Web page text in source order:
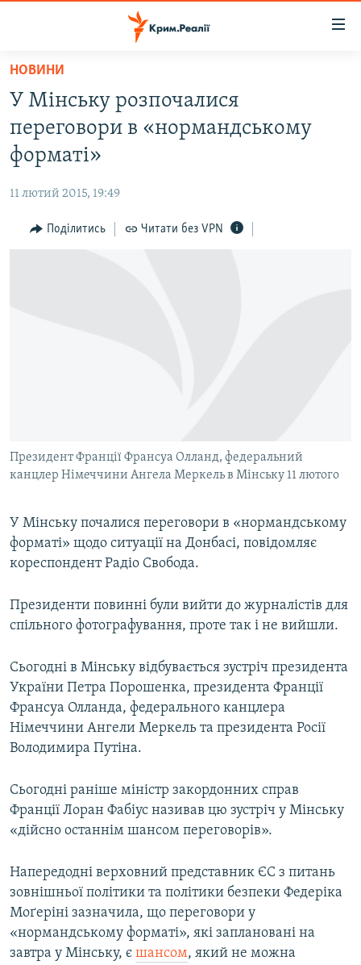
Перейти
основного
матеріалу
Перейти
до
основної
Перейти
до
ВІДЕО ТА ФОТО
БЛОГИ
ПОГЛЯД
ІНФОГРАФІКА
ДОЛУЧАЙСЯ!
Усі сайти RFE/RL
НОВИНИ
У Мінську розпочалися
переговори в «нормандському
форматі»
11 лютий 2015, 19:49
Поділитись Читати без VPN
Президент Франції Франсуа Олланд, федеральний
канцлер Німеччини Ангела Меркель в Мінську 11 лютого
У Мінську почалися переговори в «нормандському
форматі» щодо ситуації на Донбасі, повідомляє
кореспондент Радіо Свобода.
Президенти повинні були вийти до журналістів для
спільного фотографування, проте так і не вийшли.
Сьогодні в Мінську відбувається зустріч президента
України Петра Порошенка, президента Франції
Франсуа Олланда, федерального канцлера
Німеччини Ангели Меркель та президента Росії
Володимира Путіна.
Сьогодні раніше міністр закордонних справ
Франції Лоран Фабіус називав цю зустріч у Мінську
«дійсно останнім шансом переговорів».
Напередодні верховний представник ЄС з питань
зовнішньої політики та політики безпеки Федеріка
Моґеріні зазначила, що переговори у
«нормандському форматі», які заплановані на
завтра у Мінську, є шансом, який не можна